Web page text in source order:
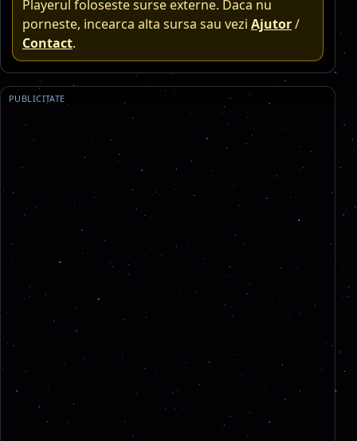
Playerul foloseste surse externe. Daca nu
porneste, incearca alta sursa sau vezi Ajutor/
Contact.
PUBLICITATE